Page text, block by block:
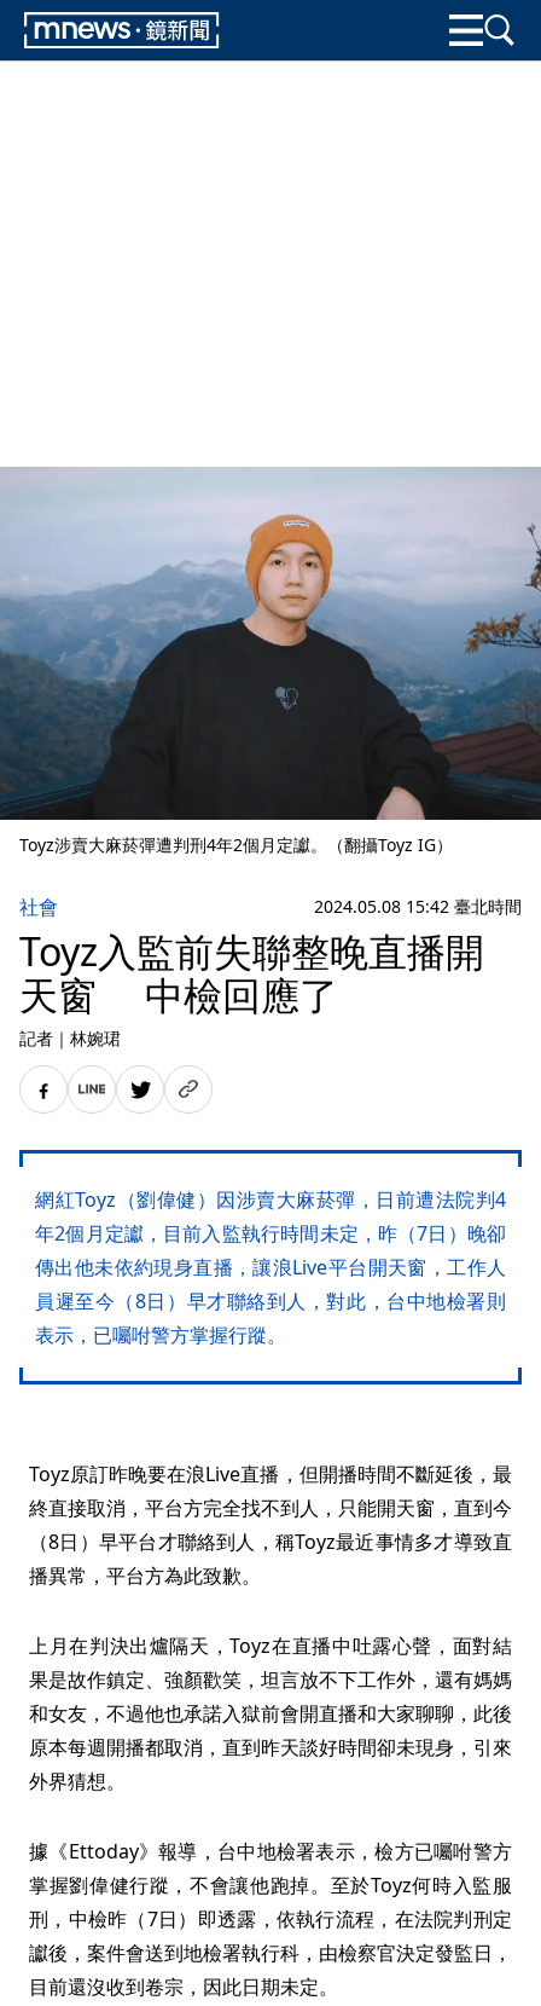
Toyz涉賣大麻菸彈遭判刑4年2個月定讞。（翻攝Toyz IG）
社會 2024.05.08 15:42 臺北時間
Toyz入監前失聯整晚直播開
天窗 中檢回應了
記者 ｜ 林婉珺
網紅Toyz（劉偉健）因涉賣大麻菸彈，日前遭法院判4
年2個月定讞，目前入監執行時間未定，昨（7日）晚卻
傳出他未依約現身直播，讓浪Live平台開天窗，工作人
員遲至今（8日）早才聯絡到人，對此，台中地檢署則
表示，已囑咐警方掌握行蹤。
Toyz原訂昨晚要在浪Live直播，但開播時間不斷延後，最
終直接取消，平台方完全找不到人，只能開天窗，直到今
（8日）早平台才聯絡到人，稱Toyz最近事情多才導致直
播異常，平台方為此致歉。
上月在判決出爐隔天，Toyz在直播中吐露心聲，面對結
果是故作鎮定、強顏歡笑，坦言放不下工作外，還有媽媽
和女友，不過他也承諾入獄前會開直播和大家聊聊，此後
原本每週開播都取消，直到昨天談好時間卻未現身，引來
外界猜想。
據《Ettoday》報導，台中地檢署表示，檢方已囑咐警方
掌握劉偉健行蹤，不會讓他跑掉。至於Toyz何時入監服
刑，中檢昨（7日）即透露，依執行流程，在法院判刑定
讞後，案件會送到地檢署執行科，由檢察官決定發監日，
目前還沒收到卷宗，因此日期未定。